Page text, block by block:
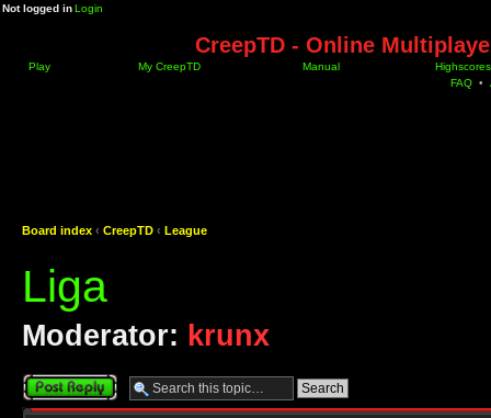
Not logged inLogin
CreepTD - Online
Play My CreepTD Manual
Highscores
FAQ •
Board index ‹ CreepTD ‹ League
Liga
Moderator: krunx
Post a reply